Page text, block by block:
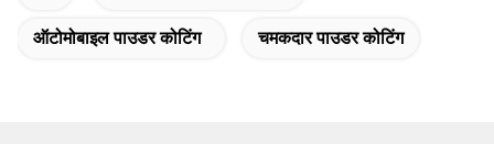
ऑटोमोबाइल पाउडर कोटिंग चमकदार पाउडर कोटिंग